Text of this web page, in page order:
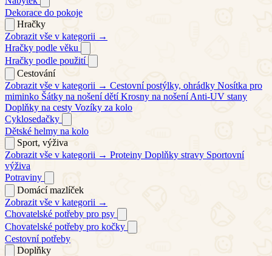
Dekorace do pokoje
Hračky
Zobrazit vše v kategorii →
Hračky podle věku
Hračky podle použití
Cestování
Zobrazit vše v kategorii → Cestovní postýlky, ohrádky Nosítka pro
miminko Šátky na nošení dětí Krosny na nošení Anti-UV stany
Doplňky na cesty Vozíky za kolo
Cyklosedačky
Dětské helmy na kolo
Sport, výživa
Zobrazit vše v kategorii → Proteiny Doplňky stravy Sportovní
výživa
Potraviny
Domácí mazlíček
Zobrazit vše v kategorii →
Chovatelské potřeby pro psy
Chovatelské potřeby pro kočky
Cestovní potřeby
Doplňky